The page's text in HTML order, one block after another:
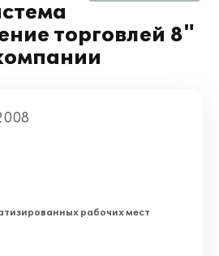
торговлей 8"
рабочих мест